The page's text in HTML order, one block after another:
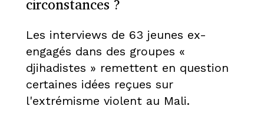
Les interviews de 63 jeunes ex-
engagés dans des groupes «
djihadistes » remettent en question
certaines idées reçues sur
l'extrémisme violent au Mali.